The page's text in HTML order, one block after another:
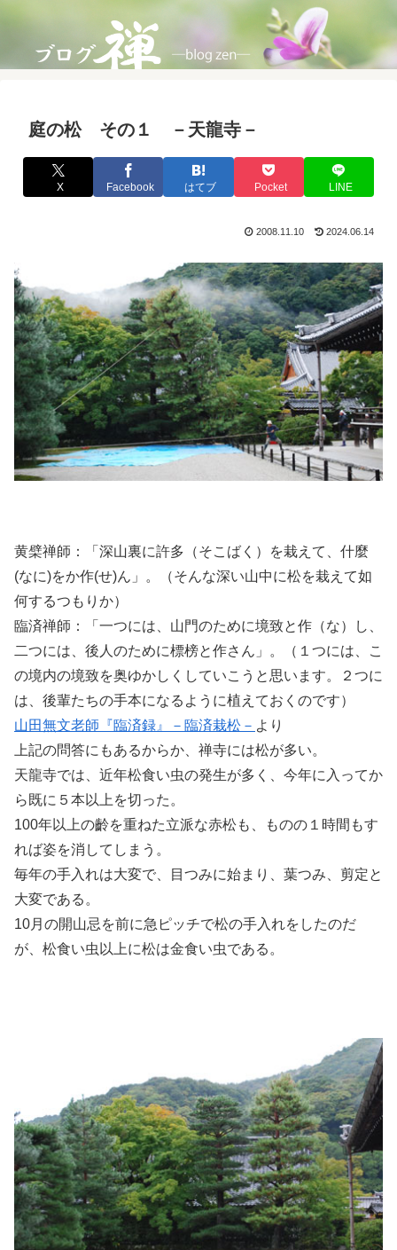
庭の松 その１ －天龍寺－
X Facebook はてブ Pocket LINE
2008.11.10 2024.06.14
黄檗禅師：「深山裏に許多（そこばく）を栽えて、什麼
(なに)をか作(せ)ん」。（そんな深い山中に松を栽えて如
何するつもりか）
臨済禅師：「一つには、山門のために境致と作（な）し、
二つには、後人のために標榜と作さん」。（１つには、こ
の境内の境致を奥ゆかしくしていこうと思います。２つに
は、後輩たちの手本になるように植えておくのです）
山田無文老師『臨済録』－臨済栽松－ より
上記の問答にもあるからか、禅寺には松が多い。
天龍寺では、近年松食い虫の発生が多く、今年に入ってか
ら既に５本以上を切った。
100年以上の齡を重ねた立派な赤松も、ものの１時間もす
れば姿を消してしまう。
毎年の手入れは大変で、目つみに始まり、葉つみ、剪定と
大変である。
10月の開山忌を前に急ピッチで松の手入れをしたのだ
が、松食い虫以上に松は金食い虫である。